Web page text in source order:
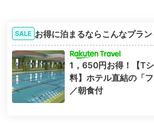
SALE お得に泊まるならこんなプラン
1，650円お得！【T
料】ホテル直結の「
／朝食付